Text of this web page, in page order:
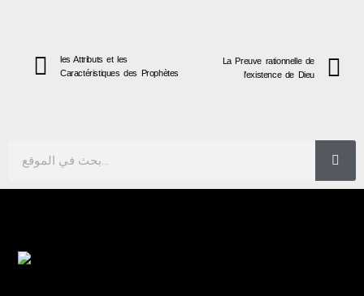
les Attributs et les
Caractéristiques des Prophètes
La Preuve rationnelle de
l’existence de Dieu